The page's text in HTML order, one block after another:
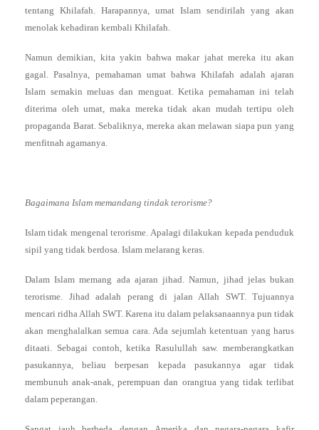
tentang Khilafah. Harapannya, umat Islam sendirilah yang akan
menolak kehadiran kembali Khilafah.
Namun demikian, kita yakin bahwa makar jahat mereka itu akan
gagal. Pasalnya, pemahaman umat bahwa Khilafah adalah ajaran
Islam semakin meluas dan menguat. Ketika pemahaman ini telah
diterima oleh umat, maka mereka tidak akan mudah tertipu oleh
propaganda Barat. Sebaliknya, mereka akan melawan siapa pun yang
menfitnah agamanya.
Bagaimana Islam memandang tindak terorisme?
Islam tidak mengenal terorisme. Apalagi dilakukan kepada penduduk
sipil yang tidak berdosa. Islam melarang keras.
Dalam Islam memang ada ajaran jihad. Namun, jihad jelas bukan
terorisme. Jihad adalah perang di jalan Allah SWT. Tujuannya
mencari ridha Allah SWT. Karena itu dalam pelaksanaannya pun tidak
akan menghalalkan semua cara. Ada sejumlah ketentuan yang harus
ditaati. Sebagai contoh, ketika Rasulullah saw. memberangkatkan
pasukannya, beliau berpesan kepada pasukannya agar tidak
membunuh anak-anak, perempuan dan orangtua yang tidak terlibat
dalam peperangan.